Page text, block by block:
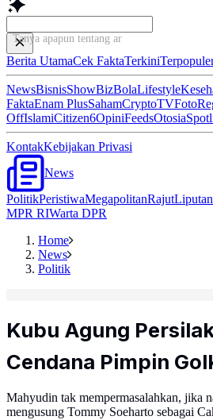
Tanya apapun tentang artikel
Berita UtamaCek FaktaTerkini
NewsBisnisShowBizBolaLifestyle
FaktaEnam PlusSahamCryptoTVFoto
OffIslamiCitizen6OpiniFeedsOtosia
KontakKebijakan Privasi
News
PolitikPeristiwaMegapolitanRajut
MPR RIWarta DPR
Home
News
Politik
Kubu Agung
Cendana Pimpin
Mahyudin tak mempermasalahkan, jika
mengusung Tommy Soeharto sebagai